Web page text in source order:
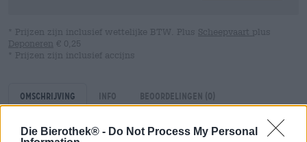
Die Bierothek® - Do Not Process My Personal
* Prijzen zijn inclusief wettelijke BTW. Plus Scheepvaart plus
Deponeren € 0,25
* Prijzen zijn inclusief accijns
Omschrijving Info Beoordelingen (0)